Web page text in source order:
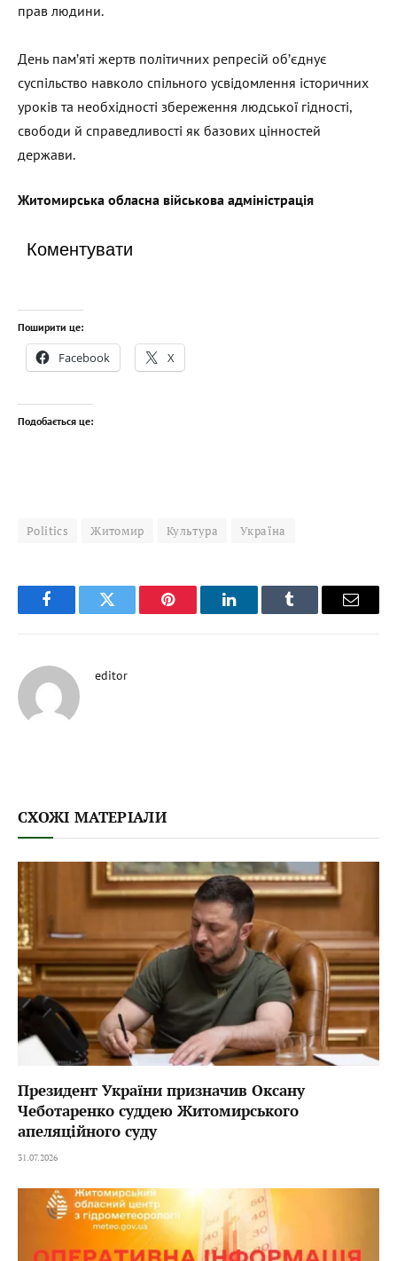
прав людини.
День пам’яті жертв політичних репресій об’єднує
суспільство навколо спільного усвідомлення історичних
уроків та необхідності збереження людської гідності,
свободи й справедливості як базових цінностей
держави.
Житомирська обласна військова адміністрація
Коментувати
Поширити це:
Facebook X
Подобається це:
Politics Житомир Культура Україна
FacebookTwitter Pinterest LinkedInTumblr Email
editor
СХОЖІ МАТЕРІАЛИ
Президент України призначив Оксану
Чеботаренко суддею Житомирського
апеляційного суду
31.07.2026